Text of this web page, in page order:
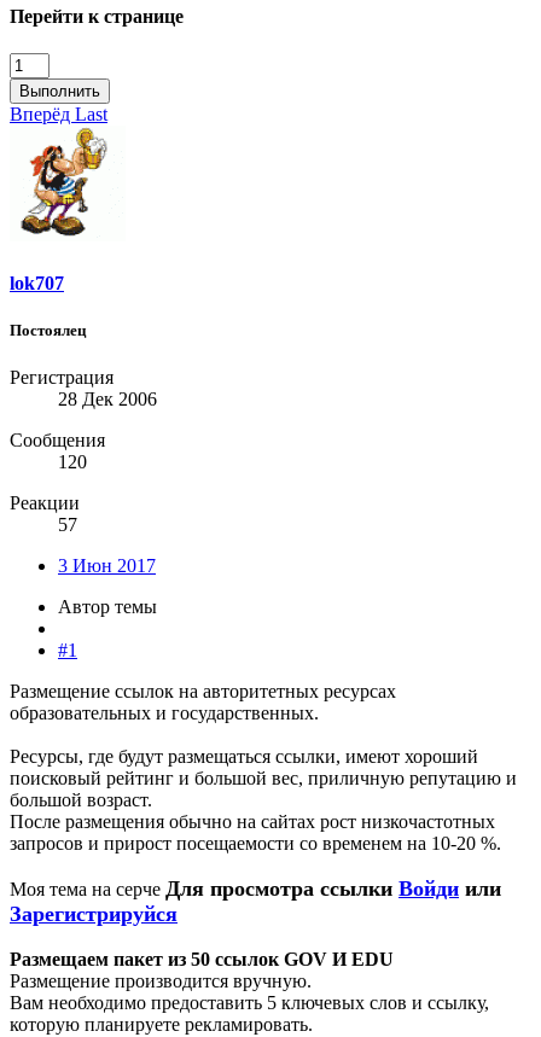
Перейти к странице
Выполнить
Вперёд Last
lok707
Постоялец
Регистрация
28 Дек 2006
Сообщения
120
Реакции
57
3 Июн 2017
Автор темы
#1
Размещение ссылок на авторитетных ресурсах
образовательных и государственных.
Ресурсы, где будут размещаться ссылки, имеют хороший
поисковый рейтинг и большой вес, приличную репутацию и
большой возраст.
После размещения обычно на сайтах рост низкочастотных
запросов и прирост посещаемости со временем на 10-20 %.
Моя тема на серче Для просмотра ссылки Войди или
Зарегистрируйся
Размещаем пакет из 50 ссылок GOV И EDU
Размещение производится вручную.
Вам необходимо предоставить 5 ключевых слов и ссылку,
которую планируете рекламировать.